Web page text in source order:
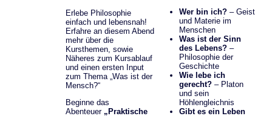
Erlebe Philosophie
einfach und lebensnah!
Erfahre an diesem Abend
mehr über die
Kursthemen, sowie
Näheres zum Kursablauf
und einen ersten Input
zum Thema „Was ist der
Mensch?“
Beginne das
Abenteuer „Praktische
Wer bin ich? – Geist
und Materie im
Menschen
Was ist der Sinn
des Lebens?–
Philosophie der
Geschichte
Wie lebe ich
gerecht?– Platon
und sein
Höhlengleichnis
Gibt es ein Leben